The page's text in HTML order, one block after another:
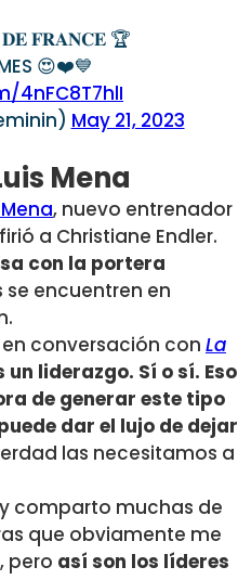
𝐅𝐑𝐀𝐍𝐂𝐄 🏆
😍❤️💙
4nFC8T7hlI
May 21, 2023
Mena
, nuevo entrenador
a Christiane Endler.
con la portera
se encuentren en
conversación con La
liderazgo. Sí o sí. Eso
de generar este tipo
dar el lujo de dejar
las necesitamos a
comparto muchas de
que obviamente me
pero así son los líderes